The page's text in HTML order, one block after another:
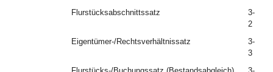
Flurstücksabschnittssatz
3-
2
Eigentümer-/Rechtsverhältnissatz
3-
3